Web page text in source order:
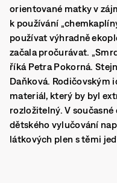
orientované matky v
k používání
používat výhradně
začala pročurávat.
říká Petra Pokorná.
Daňková. Rodičovským
materiál, který by byl
rozložitelný. V
dětského vylučování
látkových plen s těmi